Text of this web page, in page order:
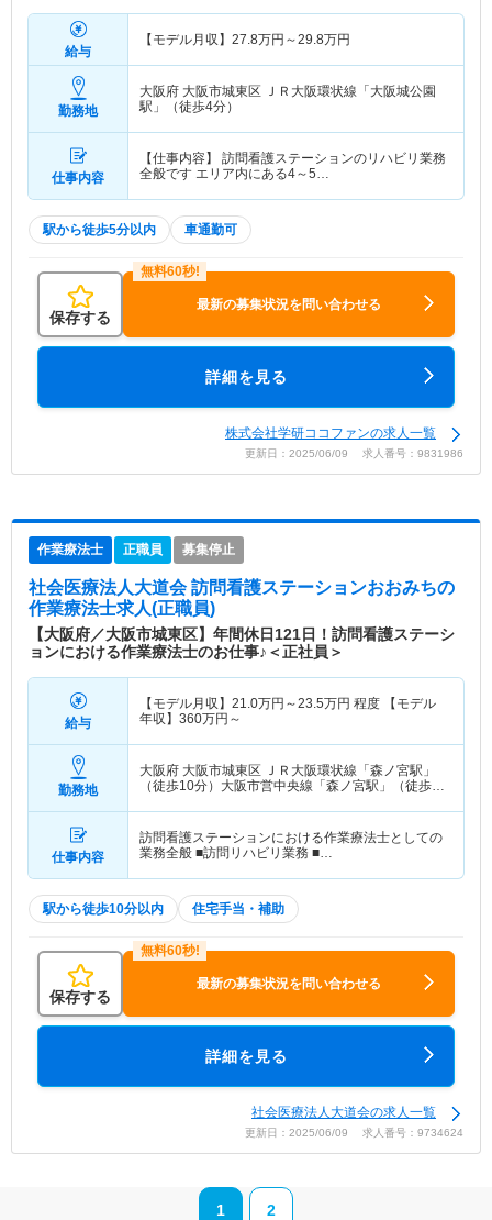
給与
【モデル月収】 27.8万円～29.8万円
勤務地
大阪府 大阪市城東区 ＪＲ大阪環状線「大阪城公園
駅」（徒歩4分）
仕事内容
【仕事内容】 訪問看護ステーションのリハビリ業務
全般です エリア内にある4～5…
駅から徒歩5分以内 車通勤可
保存する
最新の募集状況を問い合わせる
詳細を見る
株式会社学研ココファンの求人一覧
更新日：2025/06/09 求人番号：9831986
作業療法士 正職員 募集停止
社会医療法人大道会 訪問看護ステーションおおみちの
作業療法士求人(正職員)
【大阪府／大阪市城東区】年間休日121日！訪問看護ステーシ
ョンにおける作業療法士のお仕事♪＜正社員＞
給与
【モデル月収】 21.0万円～23.5万円 程度 【モデル
年収】 360万円～
勤務地
大阪府 大阪市城東区 ＪＲ大阪環状線「森ノ宮駅」
（徒歩10分）大阪市営中央線「森ノ宮駅」（徒歩
仕事内容
訪問看護ステーションにおける作業療法士としての
業務全般 ■訪問リハビリ業務 ■…
駅から徒歩10分以内 住宅手当・補助
保存する
最新の募集状況を問い合わせる
詳細を見る
社会医療法人大道会の求人一覧
更新日：2025/06/09 求人番号：9734624
1 2